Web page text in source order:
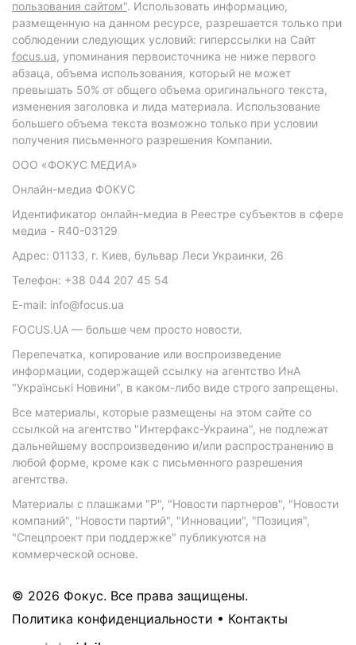
пользования сайтом". Использовать информацию,
размещенную на данном ресурсе, разрешается только при
соблюдении следующих условий: гиперссылки на Сайт
focus.ua, упоминания первоисточника не ниже первого
абзаца, объема использования, который не может
превышать 50% от общего объема оригинального текста,
изменения заголовка и лида материала. Использование
большего объема текста возможно только при условии
получения письменного разрешения Компании.
ООО «ФОКУС МЕДИА»
Онлайн-медиа ФОКУС
Идентификатор онлайн-медиа в Реестре субъектов в сфере
медиа - R40-03129
Адрес: 01133, г. Киев, бульвар Леси Украинки, 26
Телефон: +38 044 207 45 54
E-mail: info@focus.ua
FOCUS.UA — больше чем просто новости.
Перепечатка, копирование или воспроизведение
информации, содержащей ссылку на агентство ИнА
"Українські Новини", в каком-либо виде строго запрещены.
Все материалы, которые размещены на этом сайте со
ссылкой на агентство "Интерфакс-Украина", не подлежат
дальнейшему воспроизведению и/или распространению в
любой форме, кроме как с письменного разрешения
агентства.
Материалы с плашками "Р", "Новости партнеров", "Новости
компаний", "Новости партий", "Инновации", "Позиция",
"Спецпроект при поддержке" публикуются на
коммерческой основе.
© 2026 Фокус. Все права защищены.
Политика конфиденциальности • Контакты